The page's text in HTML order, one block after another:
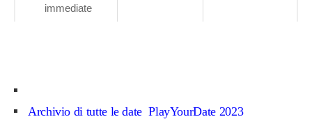
immediate
Archivio di tutte le date PlayYourDate 2023